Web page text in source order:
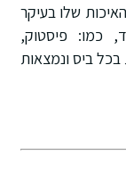
שלו בעיקר
כמו: פיסטוק,
ביס ונמצאות